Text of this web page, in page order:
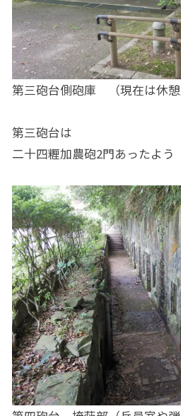
第三砲台側砲庫 （現在は休憩
第三砲台は
二十四糎加農砲2門あったよう